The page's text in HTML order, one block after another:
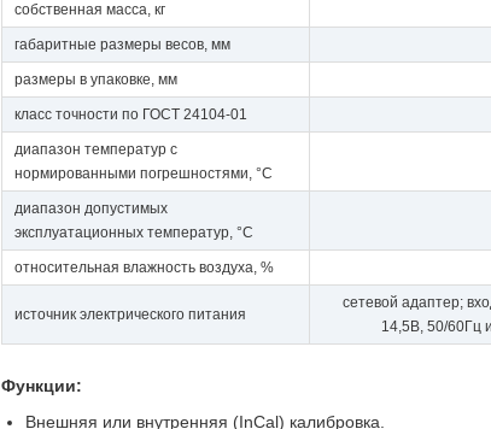
собственная масса, кг
габаритные размеры весов, мм
размеры в упаковке, мм
класс точности по ГОСТ 24104-01
диапазон температур с
нормированными погрешностями, °C
диапазон допустимых
эксплуатационных температур, °C
относительная влажность воздуха, %
источник электрического питания
сетевой адаптер;
14,5В, 50/60Гц
Функции:
Внешняя или внутренняя (InCal) калибровка.